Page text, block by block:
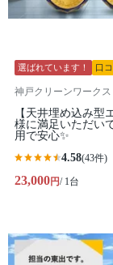
選ばれています！ 口
神戸クリーンワークス
【天井埋め込み型
様に満足いただい
用で安心✨
4.58(43件)
23,000円/ 1台